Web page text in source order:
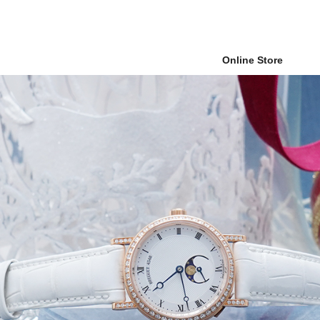
Online Store